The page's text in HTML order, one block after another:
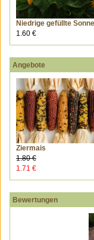
Niedrige gefüllte
1.60 €
Angebote
Ziermais
1.80 €
1.71 €
Bewertungen